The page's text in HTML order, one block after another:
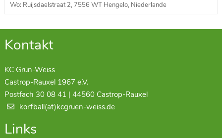
Wo: Ruijsdaelstraat 2, 7556 WT Hengelo, Niederlande
Kontakt
KC Grün-Weiss
Castrop-Rauxel 1967 e.V.
Postfach 30 08 41 | 44560 Castrop-Rauxel
korfball(at)kcgruen-weiss.de
Links